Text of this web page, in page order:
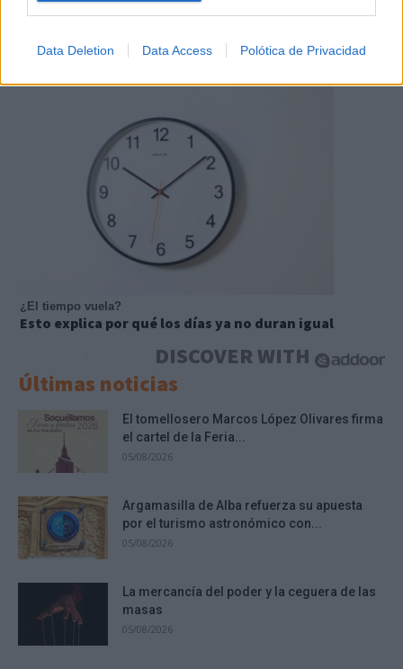
Data Deletion Data Access Polótica de Privacidad
Costumbres que no creerás
¿El tiempo vuela?
Esto explica por qué los días ya no duran igual
DISCOVER WITH
Últimas noticias
El tomellosero Marcos López Olivares firma
el cartel de la Feria...
05/08/2026
Argamasilla de Alba refuerza su apuesta
por el turismo astronómico con...
05/08/2026
La mercancía del poder y la ceguera de las
masas
05/08/2026